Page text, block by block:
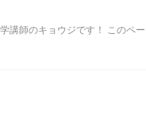
師のキョウジです！ このペ